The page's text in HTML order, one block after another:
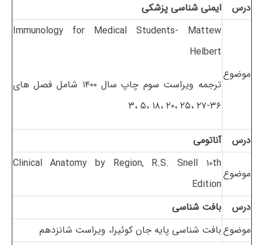
درس ایمنی شناسی پزشکی
موضوع
Immunology for Medical Students- Mattew
Helbert
ترجمه ویراست سوم چاپ سال ۱۴۰۰ شامل فصل های
۳۶-۲۷ ،۲۵ ،۲۰ ،۱۸ ،۵ ،۳
درس آناتومی
موضوع
Clinical Anatomy by Region, R.S. Snell ۱۰th
Edition
درس
بافت شناسی
موضوعبافت شناسی پایه جان کوئیرا، ویراست شانزدهم